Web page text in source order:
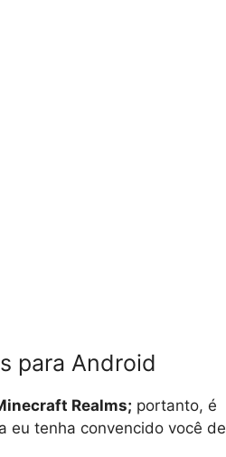
para Android
Realms; portanto, é
eu tenha convencido você de